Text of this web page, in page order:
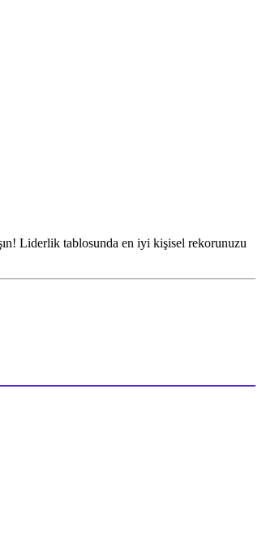
Liderlik tablosunda en iyi kişisel rekorunuzu